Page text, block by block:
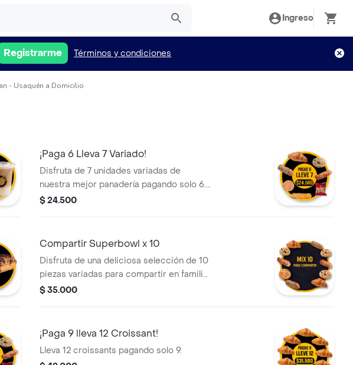
Ingreso
Registrarme Términos y condiciones
- Usaquén a Domicilio
¡Paga 6 Lleva 7 Variado!
Disfruta de 7 unidades variadas de
nuestra mejor panadería pagando solo 6.
Un mix perfecto que incluye Croissants,
$ 24.500
Compartir Superbowl x 10
Disfruta de una deliciosa selección de 10
piezas variadas para compartir en familia
o con amigos: Croissants, Galletas y
$ 35.000
¡Paga 9 lleva 12 Croissant!
Lleva 12 croissants pagando solo 9.